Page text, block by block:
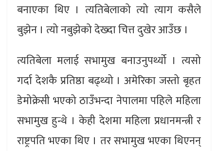
बनाएका थिए । त्यतिबेलाको त्यो त्याग कसैले
बुझेन । त्यो नबुझेको देख्दा चित्त दुखेर आउँछ ।
त्यतिबेला मलाई सभामुख बनाउनुपर्थ्यो । त्यसो
गर्दा देशकै प्रतिष्ठा बढ्थ्यो । अमेरिका जस्तो बृहत
डेमोक्रेसी भएको ठाउँभन्दा नेपालमा पहिले महिला
सभामुख हुन्थे । केही देशमा महिला प्रधानमन्त्री र
राष्ट्रपति भएका थिए । तर सभामुख भएका थिएनन्